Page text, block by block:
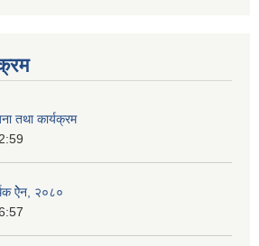
तथा कार्यक्रम
ऐेन, २०८०